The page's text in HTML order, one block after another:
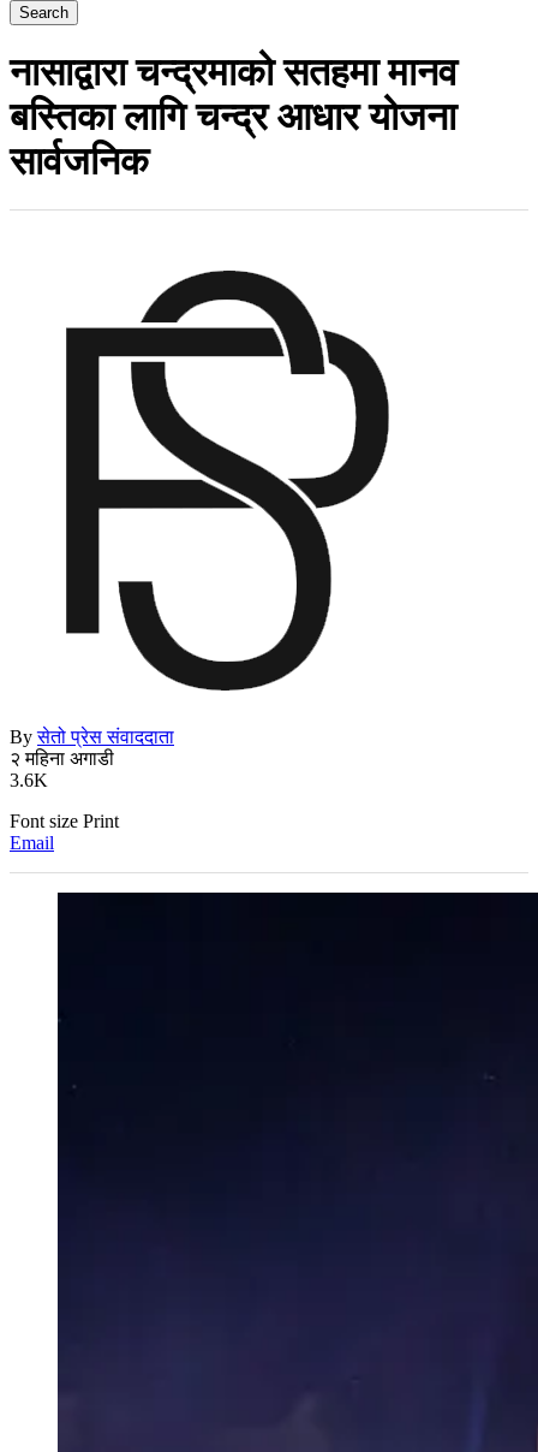
Search
नासाद्वारा चन्द्रमाको सतहमा मानव
बस्तिका लागि चन्द्र आधार योजना
सार्वजनिक
Byसेतो प्रेस संवाददाता
२ महिना अगाडी
3.6K
Font size Print
Email